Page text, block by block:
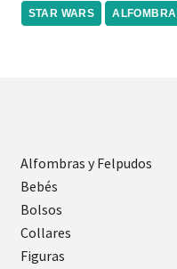
STAR WARS ALFOMBRA
Alfombras y Felpudos
Bebés
Bolsos
Collares
Figuras